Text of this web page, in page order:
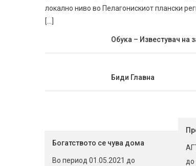
локално ниво во Пелагонискиот плански
[…]
Обука – Известувач на
Биди Главна
Богатството се чува дома
Во период 01.05.2021 до
до